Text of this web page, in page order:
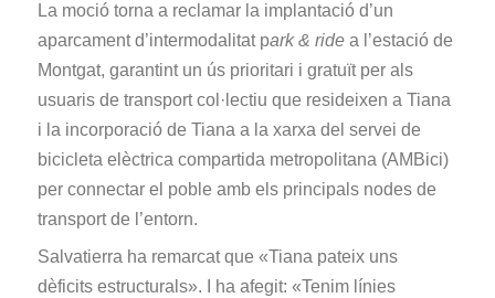
La moció torna a reclamar la implantació d’un
aparcament d’intermodalitat park & ride a l’estació de
Montgat, garantint un ús prioritari i gratuït per als
usuaris de transport col·lectiu que resideixen a Tiana
i la incorporació de Tiana a la xarxa del servei de
bicicleta elèctrica compartida metropolitana (AMBici)
per connectar el poble amb els principals nodes de
transport de l’entorn.
Salvatierra ha remarcat que «Tiana pateix uns
dèficits estructurals». I ha afegit: «Tenim línies